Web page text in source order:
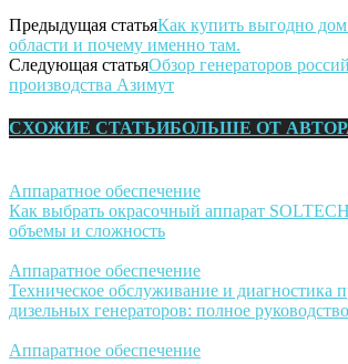
Предыдущая статьяКак купить выгодно дом
области и почему именно там.
Следующая статьяОбзор генераторов
производства Азимут
СХОЖИЕ СТАТЬИБОЛЬШЕ ОТ
Аппаратное обеспечение
Как выбрать окрасочный аппарат
объемы и сложность
Аппаратное обеспечение
Техническое обслуживание и
дизельных генераторов: полное
Аппаратное обеспечение